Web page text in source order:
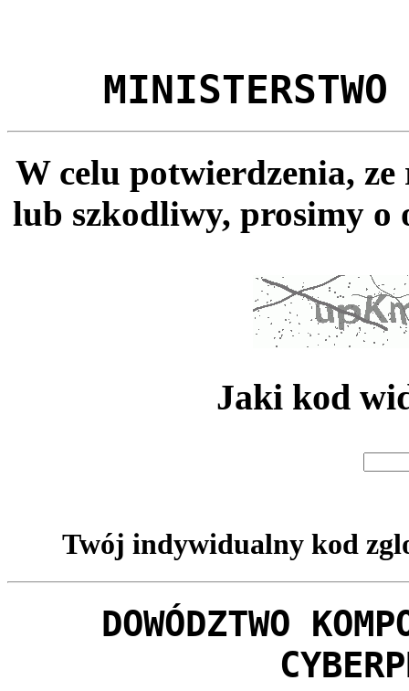
MINISTERSTWO
W celu potwierdzenia,
lub szkodliwy, prosimy o
Jaki kod
Twój indywidualny kod
DOWÓDZTWO